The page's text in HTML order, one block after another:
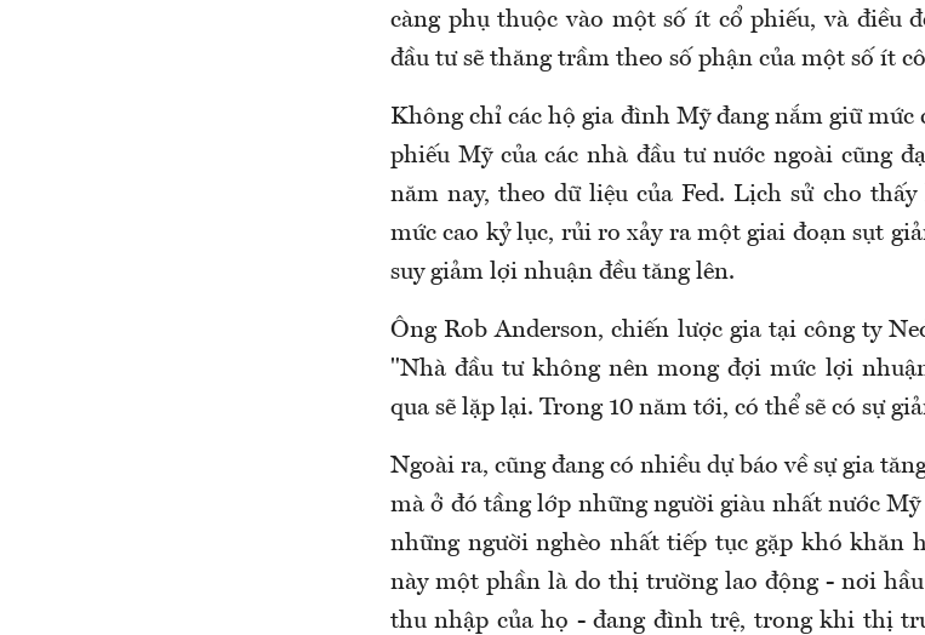
càng phụ thuộc vào một số ít cổ phiếu, và điều
đầu tư sẽ thăng trầm theo số phận của một số ít
Không chỉ các hộ gia đình Mỹ đang nắm giữ mức
phiếu Mỹ của các nhà đầu tư nước ngoài cũng
năm nay, theo dữ liệu của Fed. Lịch sử cho
mức cao kỷ lục, rủi ro xảy ra một giai đoạn sụt
suy giảm lợi nhuận đều tăng lên.
Ông Rob Anderson, chiến lược gia tại công ty
"Nhà đầu tư không nên mong đợi mức lợi
qua sẽ lặp lại. Trong 10 năm tới, có thể sẽ có sự
Ngoài ra, cũng đang có nhiều dự báo về sự gia
mà ở đó tầng lớp những người giàu nhất nước
những người nghèo nhất tiếp tục gặp khó khăn
này một phần là do thị trường lao động - nơi
thu nhập của họ - đang đình trệ, trong khi thị